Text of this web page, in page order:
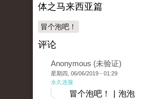
体之马来西亚篇
冒个泡吧！
评论
Anonymous (未验证)
星期四, 06/06/2019 - 01:29
永久连接
冒个泡吧！ | 泡泡